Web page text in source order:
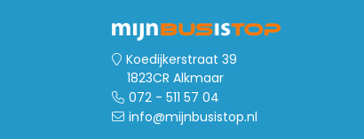
Koedijkerstraat 39
1823CR Alkmaar
072 - 511 57 04
info@mijnbusistop.nl